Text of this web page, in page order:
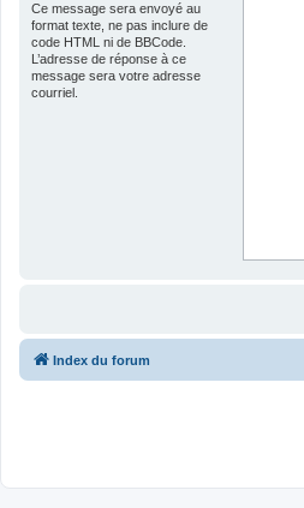
Ce message sera envoyé au
format texte, ne pas inclure de
code HTML ni de BBCode.
L’adresse de réponse à ce
message sera votre adresse
courriel.
Index du forum